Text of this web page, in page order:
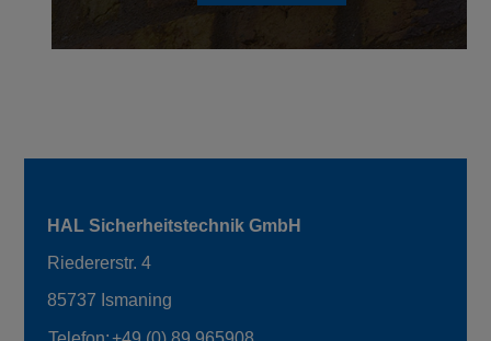
HAL Sicherheitstechnik GmbH
Riedererstr. 4
85737 Ismaning